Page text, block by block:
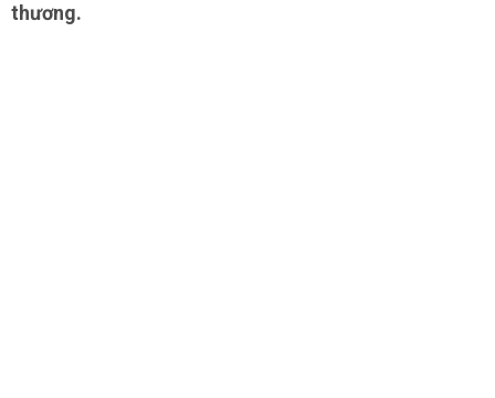
thương.